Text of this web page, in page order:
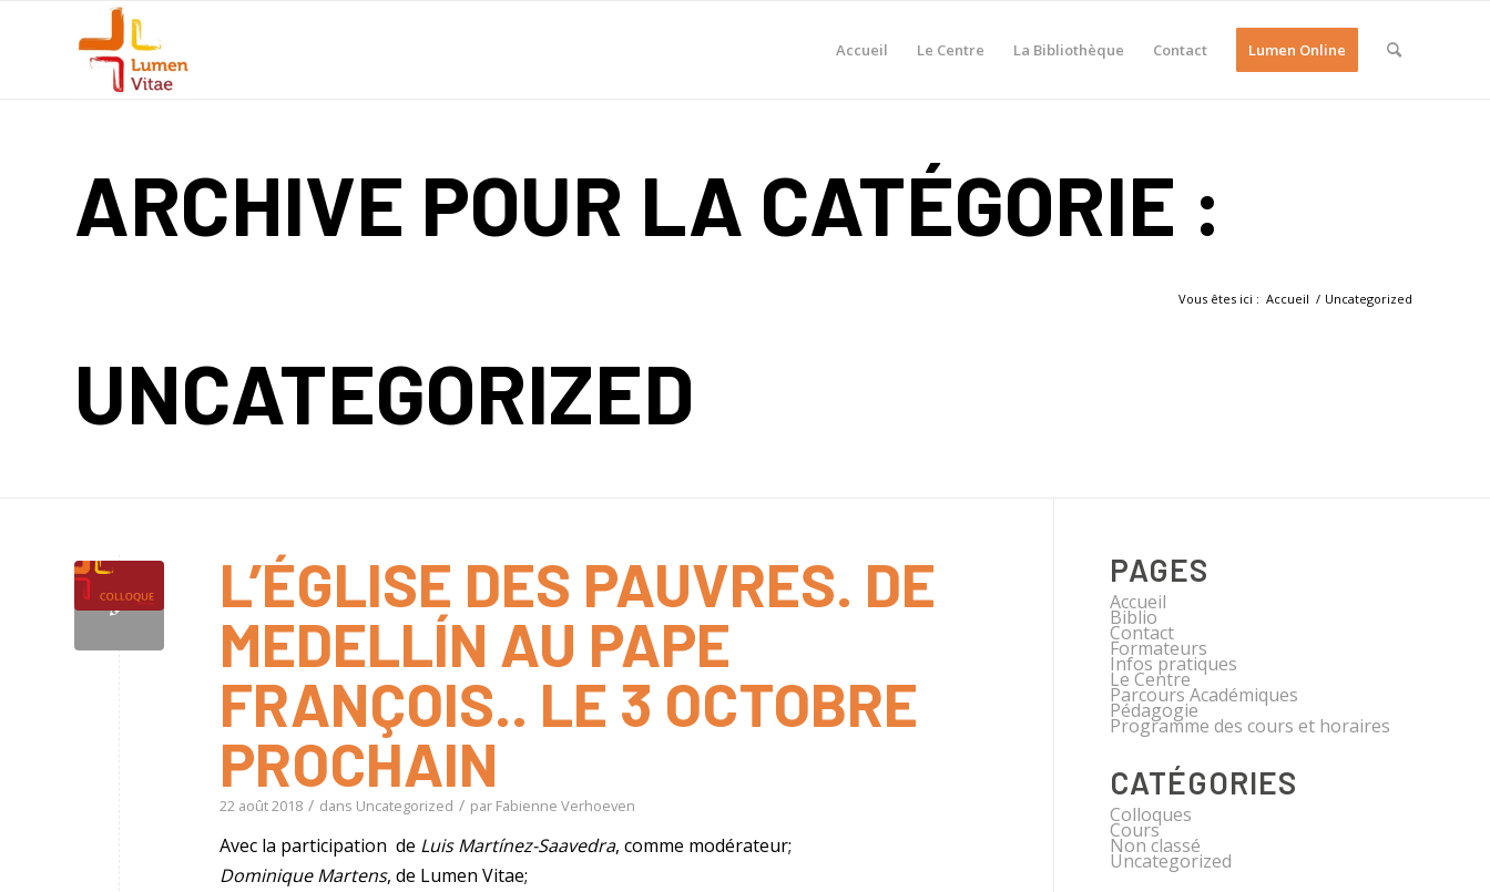
Accueil Le Centre La Bibliothèque Contact Lumen Online
ARCHIVE POUR LA CATÉGORIE :
UNCATEGORIZED
Vous êtes ici : Accueil / Uncategorized
L’ÉGLISE DES PAUVRES. DE
MEDELLÍN AU PAPE
FRANÇOIS.. LE 3 OCTOBRE
PROCHAIN
22 août 2018 / dans Uncategorized / par Fabienne Verhoeven
Avec la participation de Luis Martínez-Saavedra, comme modérateur;
Dominique Martens, de Lumen Vitae;
PAGES
Accueil
Biblio
Contact
Formateurs
Infos pratiques
Le Centre
Parcours Académiques
Pédagogie
Programme des cours et horaires
CATÉGORIES
Colloques
Cours
Non classé
Uncategorized